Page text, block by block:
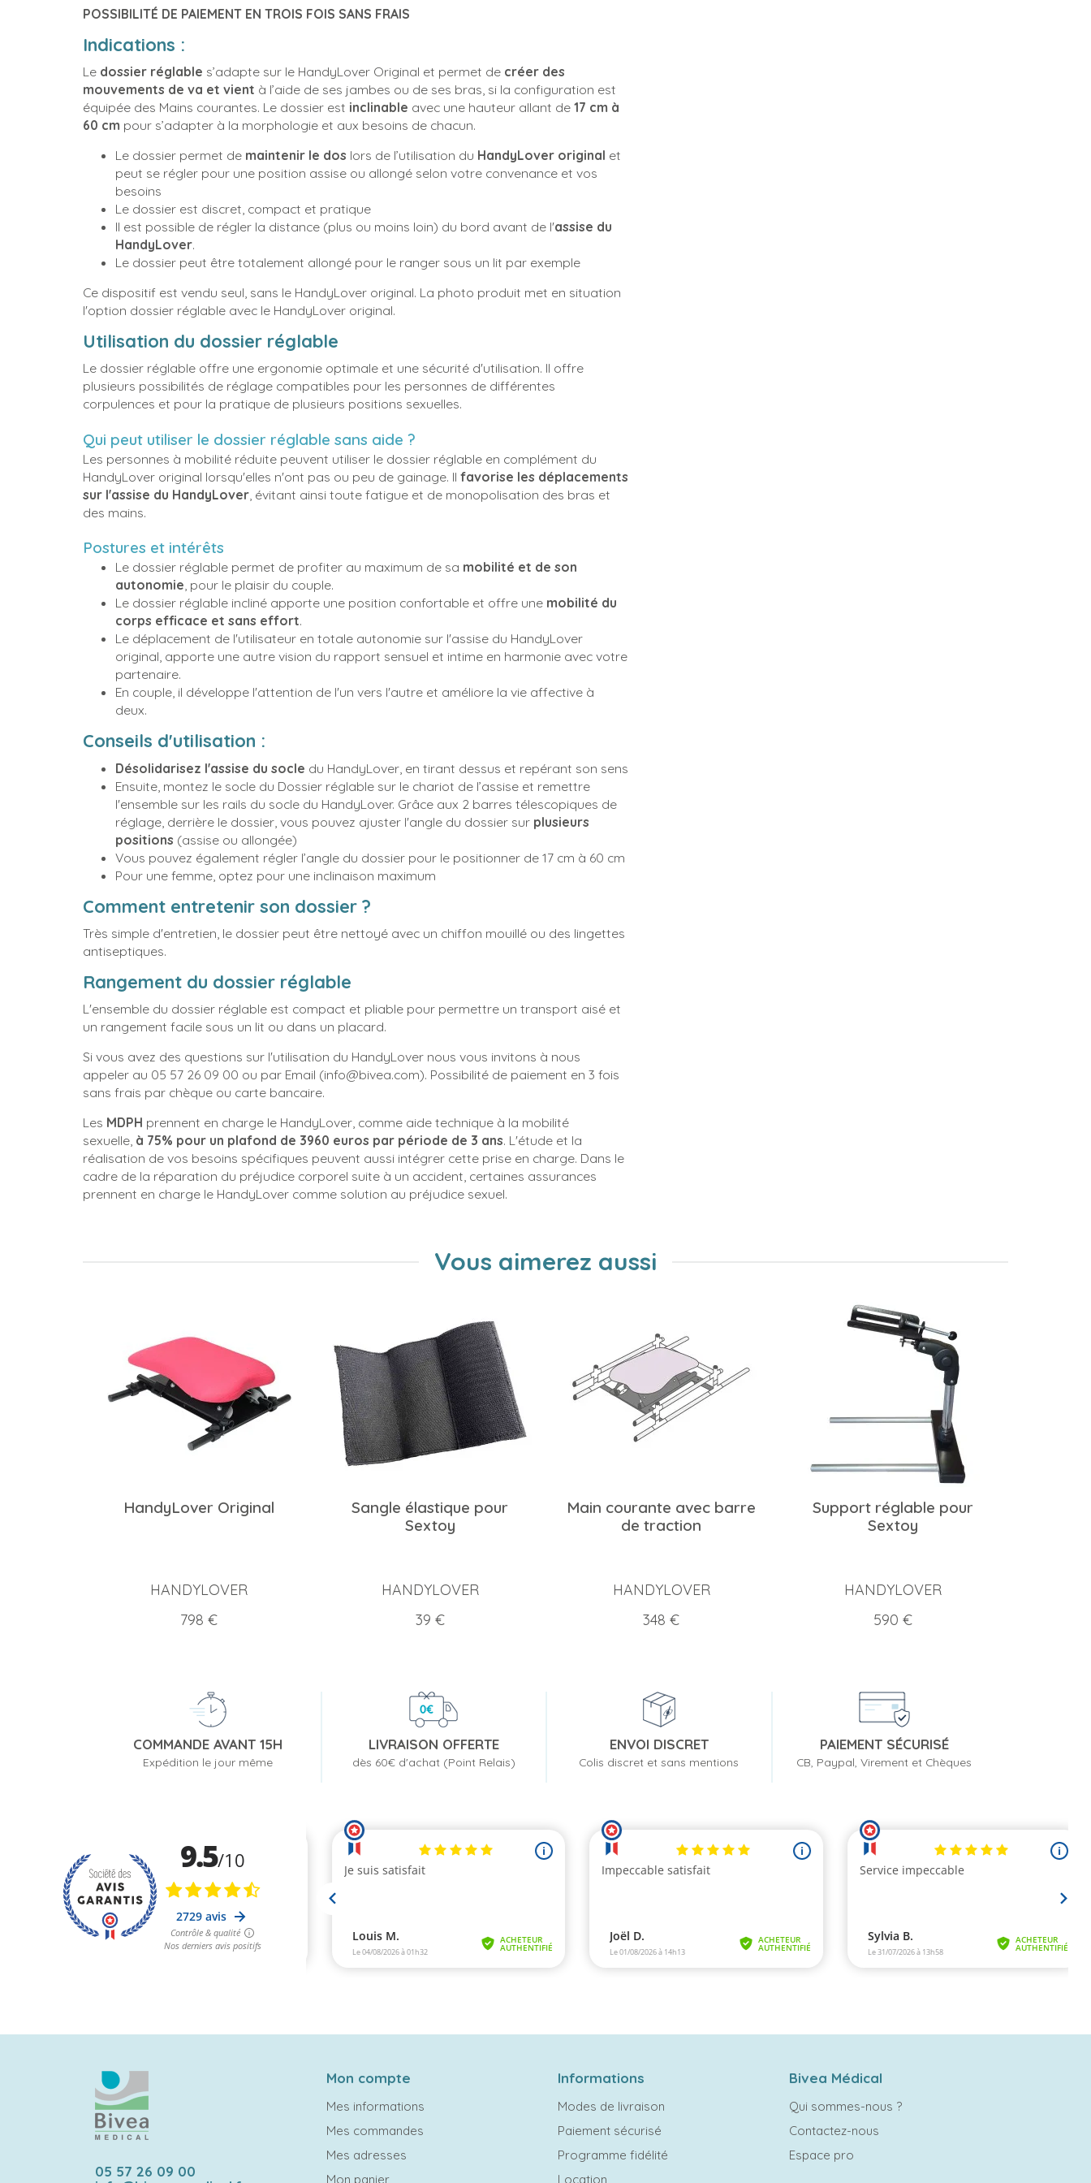
POSSIBILITÉ DE PAIEMENT EN TROIS FOIS SANS FRAIS
Indications :
Le dossier réglable s’adapte sur le HandyLover Original et permet de créer des
mouvements de va et vient à l’aide de ses jambes ou de ses bras, si la configuration est
équipée des Mains courantes. Le dossier est inclinable avec une hauteur allant de 17 cm à
60 cm pour s’adapter à la morphologie et aux besoins de chacun.
Le dossier permet de maintenir le dos lors de l’utilisation du HandyLover original et
peut se régler pour une position assise ou allongé selon votre convenance et vos
besoins
Le dossier est discret, compact et pratique
Il est possible de régler la distance (plus ou moins loin) du bord avant de l'assise du
HandyLover.
Le dossier peut être totalement allongé pour le ranger sous un lit par exemple
Ce dispositif est vendu seul, sans le HandyLover original. La photo produit met en situation
l'option dossier réglable avec le HandyLover original.
Utilisation du dossier réglable
Le dossier réglable offre une ergonomie optimale et une sécurité d'utilisation. Il offre
plusieurs possibilités de réglage compatibles pour les personnes de différentes
corpulences et pour la pratique de plusieurs positions sexuelles.
Qui peut utiliser le dossier réglable sans aide ?
Les personnes à mobilité réduite peuvent utiliser le dossier réglable en complément du
HandyLover original lorsqu'elles n'ont pas ou peu de gainage. Il favorise les déplacements
sur l'assise du HandyLover , évitant ainsi toute fatigue et de monopolisation des bras et
des mains.
Postures et intérêts
Le dossier réglable permet de profiter au maximum de sa mobilité et de son
autonomie, pour le plaisir du couple.
Le dossier réglable incliné apporte une position confortable et offre une mobilité du
corps efficace et sans effort.
Le déplacement de l'utilisateur en totale autonomie sur l'assise du HandyLover
original, apporte une autre vision du rapport sensuel et intime en harmonie avec votre
partenaire.
En couple, il développe l'attention de l'un vers l'autre et améliore la vie affective à
deux.
Conseils d'utilisation :
Désolidarisez l'assise du socle du HandyLover, en tirant dessus et repérant son sens
Ensuite, montez le socle du Dossier réglable sur le chariot de l’assise et remettre
l'ensemble sur les rails du socle du HandyLover. Grâce aux 2 barres télescopiques de
réglage, derrière le dossier, vous pouvez ajuster l'angle du dossier sur plusieurs
positions (assise ou allongée)
Vous pouvez également régler l’angle du dossier pour le positionner de 17 cm à 60 cm
Pour une femme, optez pour une inclinaison maximum
Comment entretenir son dossier ?
Très simple d'entretien, le dossier peut être nettoyé avec un chiffon mouillé ou des lingettes
antiseptiques.
Rangement du dossier réglable
L'ensemble du dossier réglable est compact et pliable pour permettre un transport aisé et
un rangement facile sous un lit ou dans un placard.
Si vous avez des questions sur l'utilisation du HandyLover nous vous invitons à nous
appeler au 05 57 26 09 00 ou par Email (info@bivea.com). Possibilité de paiement en 3 fois
sans frais par chèque ou carte bancaire.
Les MDPH prennent en charge le HandyLover, comme aide technique à la mobilité
sexuelle, à 75% pour un plafond de 3960 euros par période de 3 ans. L'étude et la
réalisation de vos besoins spécifiques peuvent aussi intégrer cette prise en charge. Dans le
cadre de la réparation du préjudice corporel suite à un accident, certaines assurances
prennent en charge le HandyLover comme solution au préjudice sexuel.
Vous aimerez aussi
HandyLover Original
HANDYLOVER
Prix
798 €
Sangle élastique pour
Sextoy
HANDYLOVER
Prix
39 €
Main courante avec barre
de traction
HANDYLOVER
Prix
348 €
Support réglable pour
Sextoy
HANDYLOVER
Prix
590 €
COMMANDE AVANT 15H
Expédition le jour même
LIVRAISON OFFERTE
dès 60€ d'achat (Point Relais)
ENVOI DISCRET
Colis discret et sans mentions
PAIEMENT SÉCURISÉ
CB, Paypal, Virement et Chèques
05 57 26 09 00
Mon compte
Mes informations
Mes commandes
Mes adresses
Mon panier
Informations
Modes de livraison
Paiement sécurisé
Programme fidélité
Location
Bivea Médical
Qui sommes-nous ?
Contactez-nous
Espace pro